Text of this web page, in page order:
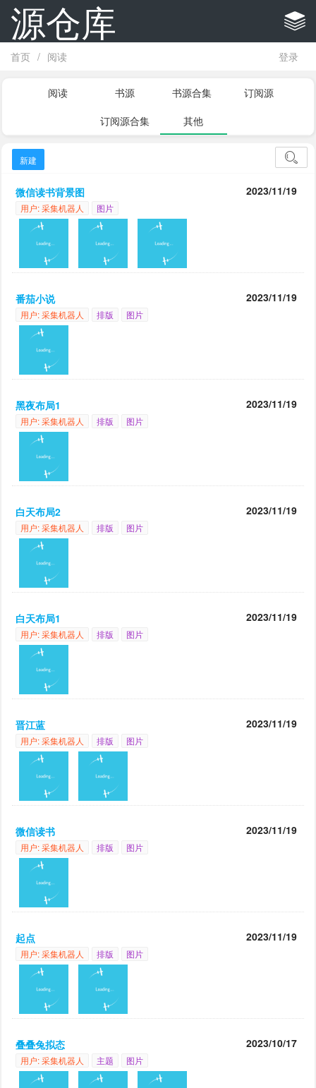
源仓库
首页 / 阅读 登录
阅读 书源 书源合集
订阅源
订阅源合集
其他
新建
微信读书背景图 2023/11/19
用户: 采集机器人 图片
番茄小说 2023/11/19
用户: 采集机器人 排版 图片
黑夜布局1 2023/11/19
用户: 采集机器人 排版 图片
白天布局2 2023/11/19
用户: 采集机器人 排版 图片
白天布局1 2023/11/19
用户: 采集机器人 排版 图片
晋江蓝 2023/11/19
用户: 采集机器人 排版 图片
微信读书 2023/11/19
用户: 采集机器人 排版 图片
起点 2023/11/19
用户: 采集机器人 排版 图片
叠叠兔拟态 2023/10/17
用户: 采集机器人 主题 图片